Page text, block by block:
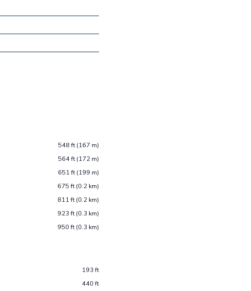
548 ft (167 m)
564 ft (172 m)
651 ft (199 m)
675 ft (0.2 km)
811 ft (0.2 km)
923 ft (0.3 km)
950 ft (0.3 km)
193 ft
440 ft